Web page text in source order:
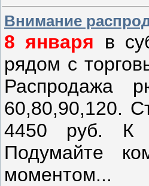
Внимание
8 января в
рядом с
Распродажа
60,80,90,120.
4450 руб. К
Подумайте
моментом...